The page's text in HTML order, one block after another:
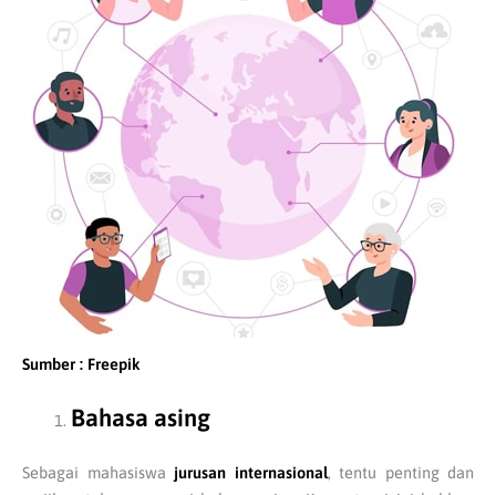
Sumber : Freepik
Bahasa asing
Sebagai mahasiswa jurusan internasional, tentu penting dan